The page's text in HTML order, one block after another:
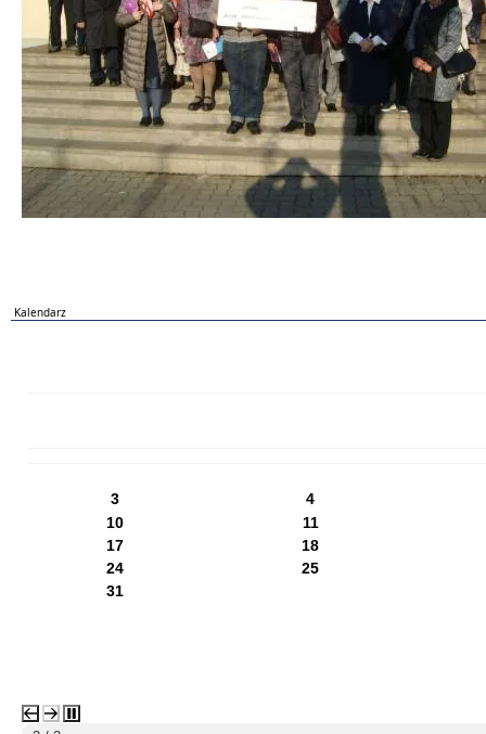
Kalendarz
3
4
10
11
17
18
24
25
31